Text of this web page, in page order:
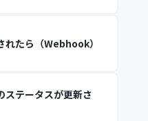
れたら（Webhook）
ステータスが更新さ